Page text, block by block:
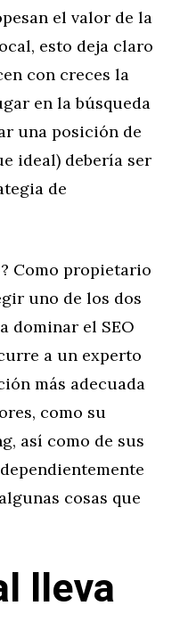
el valor de la
esto deja claro
con creces la
en la búsqueda
una posición de
ideal) debería ser
de
Como propietario
uno de los dos
dominar el SEO
a un experto
más adecuada
como su
así como de sus
cosas que
lleva